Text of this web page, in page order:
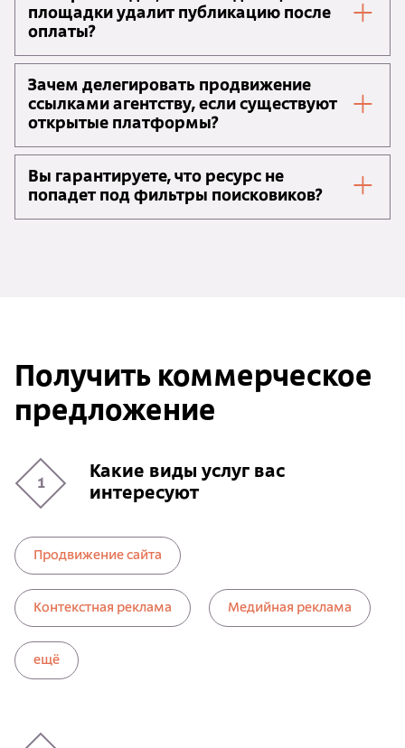
площадки удалит публикацию после
оплаты?
Зачем делегировать продвижение
ссылками агентству, если существуют
открытые платформы?
Вы гарантируете, что ресурс не
попадет под фильтры поисковиков?
Получить коммерческое
предложение
1
Какие виды услуг вас
интересуют
Продвижение сайта
Контекстная реклама Медийная реклама
ещё